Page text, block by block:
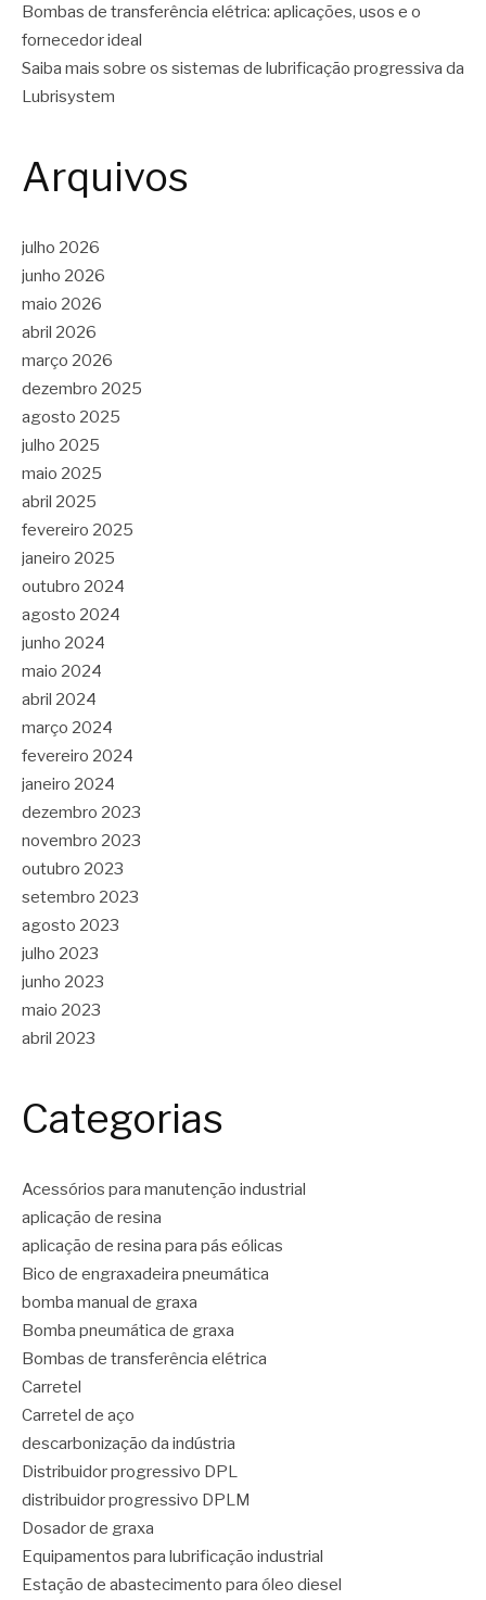
Bombas de transferência elétrica: aplicações, usos e o
fornecedor ideal
Saiba mais sobre os sistemas de lubrificação progressiva da
Lubrisystem
Arquivos
julho 2026
junho 2026
maio 2026
abril 2026
março 2026
dezembro 2025
agosto 2025
julho 2025
maio 2025
abril 2025
fevereiro 2025
janeiro 2025
outubro 2024
agosto 2024
junho 2024
maio 2024
abril 2024
março 2024
fevereiro 2024
janeiro 2024
dezembro 2023
novembro 2023
outubro 2023
setembro 2023
agosto 2023
julho 2023
junho 2023
maio 2023
abril 2023
Categorias
Acessórios para manutenção industrial
aplicação de resina
aplicação de resina para pás eólicas
Bico de engraxadeira pneumática
bomba manual de graxa
Bomba pneumática de graxa
Bombas de transferência elétrica
Carretel
Carretel de aço
descarbonização da indústria
Distribuidor progressivo DPL
distribuidor progressivo DPLM
Dosador de graxa
Equipamentos para lubrificação industrial
Estação de abastecimento para óleo diesel